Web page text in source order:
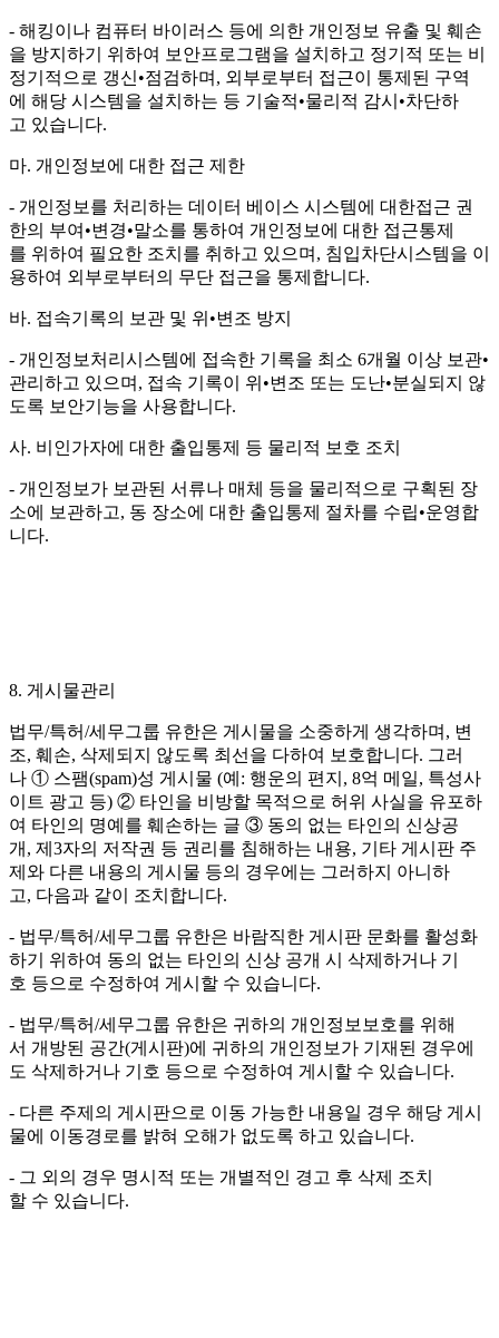
- 해킹이나 컴퓨터 바이러스 등에 의한 개인정보 유출 및 훼손
을 방지하기 위하여 보안프로그램을 설치하고 정기적 또는 비
정기적으로 갱신•점검하며, 외부로부터 접근이 통제된 구역
에 해당 시스템을 설치하는 등 기술적•물리적 감시•차단하
고 있습니다.
마. 개인정보에 대한 접근 제한
- 개인정보를 처리하는 데이터 베이스 시스템에 대한접근 권
한의 부여•변경•말소를 통하여 개인정보에 대한 접근통제
를 위하여 필요한 조치를 취하고 있으며, 침입차단시스템을 이
용하여 외부로부터의 무단 접근을 통제합니다.
바. 접속기록의 보관 및 위•변조 방지
- 개인정보처리시스템에 접속한 기록을 최소 6개월 이상 보관•
관리하고 있으며, 접속 기록이 위•변조 또는 도난•분실되지 않
도록 보안기능을 사용합니다.
사. 비인가자에 대한 출입통제 등 물리적 보호 조치
- 개인정보가 보관된 서류나 매체 등을 물리적으로 구획된 장
소에 보관하고, 동 장소에 대한 출입통제 절차를 수립•운영합
니다.
8. 게시물관리
법무/특허/세무그룹 유한은 게시물을 소중하게 생각하며, 변
조, 훼손, 삭제되지 않도록 최선을 다하여 보호합니다. 그러
나 ① 스팸(spam)성 게시물 (예: 행운의 편지, 8억 메일, 특성사
이트 광고 등) ② 타인을 비방할 목적으로 허위 사실을 유포하
여 타인의 명예를 훼손하는 글 ③ 동의 없는 타인의 신상공
개, 제3자의 저작권 등 권리를 침해하는 내용, 기타 게시판 주
제와 다른 내용의 게시물 등의 경우에는 그러하지 아니하
고, 다음과 같이 조치합니다.
- 법무/특허/세무그룹 유한은 바람직한 게시판 문화를 활성화
하기 위하여 동의 없는 타인의 신상 공개 시 삭제하거나 기
호 등으로 수정하여 게시할 수 있습니다.
- 법무/특허/세무그룹 유한은 귀하의 개인정보보호를 위해
서 개방된 공간(게시판)에 귀하의 개인정보가 기재된 경우에
도 삭제하거나 기호 등으로 수정하여 게시할 수 있습니다.
- 다른 주제의 게시판으로 이동 가능한 내용일 경우 해당 게시
물에 이동경로를 밝혀 오해가 없도록 하고 있습니다.
- 그 외의 경우 명시적 또는 개별적인 경고 후 삭제 조치
할 수 있습니다.